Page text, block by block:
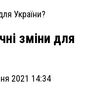
зміни для
2021 14:34